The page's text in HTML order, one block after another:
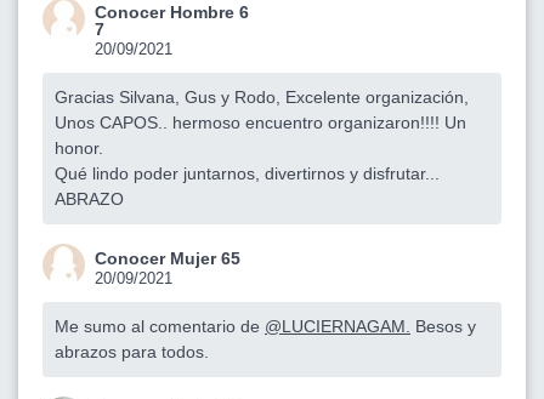
Conocer Hombre 6
7
20/09/2021
Gracias Silvana, Gus y Rodo, Excelente organización,
Unos CAPOS.. hermoso encuentro organizaron!!!! Un
honor.
Qué lindo poder juntarnos, divertirnos y disfrutar...
ABRAZO
Conocer Mujer 65
20/09/2021
Me sumo al comentario de @LUCIERNAGAM.
Besos y
abrazos para todos.